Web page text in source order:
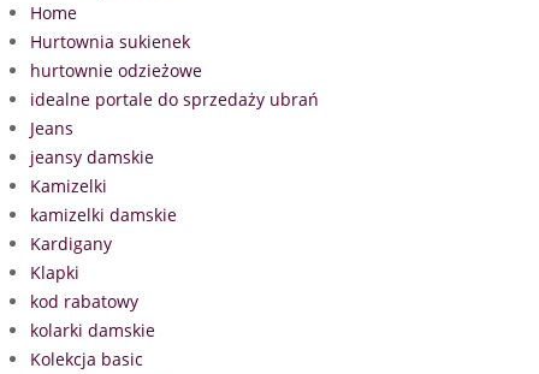
Home
Hurtownia sukienek
hurtownie odzieżowe
idealne portale do sprzedaży ubrań
Jeans
jeansy damskie
Kamizelki
kamizelki damskie
Kardigany
Klapki
kod rabatowy
kolarki damskie
Kolekcja basic